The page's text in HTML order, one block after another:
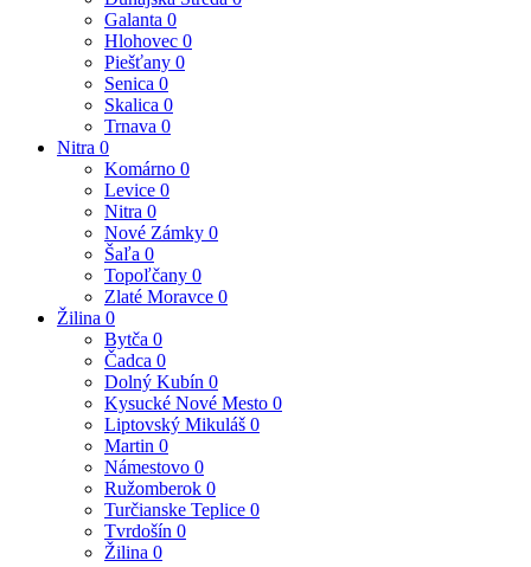
Galanta 0
Hlohovec 0
Piešťany 0
Senica 0
Skalica 0
Trnava 0
Nitra 0
Komárno 0
Levice 0
Nitra 0
Nové Zámky 0
Šaľa 0
Topoľčany 0
Zlaté Moravce 0
Žilina 0
Bytča 0
Čadca 0
Dolný Kubín 0
Kysucké Nové Mesto 0
Liptovský Mikuláš 0
Martin 0
Námestovo 0
Ružomberok 0
Turčianske Teplice 0
Tvrdošín 0
Žilina 0